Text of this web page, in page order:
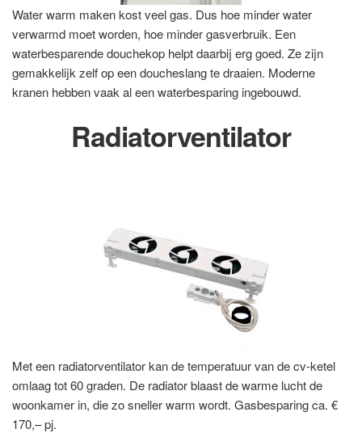
Water warm maken kost veel gas. Dus hoe minder water
verwarmd moet worden, hoe minder gasverbruik. Een
waterbesparende douchekop helpt daarbij erg goed. Ze zijn
gemakkelijk zelf op een doucheslang te draaien. Moderne
kranen hebben vaak al een waterbesparing ingebouwd.
Radiatorventilator
Met een radiatorventilator kan de temperatuur van de cv-ketel
omlaag tot 60 graden. De radiator blaast de warme lucht de
woonkamer in, die zo sneller warm wordt. Gasbesparing ca. €
170,– pj.